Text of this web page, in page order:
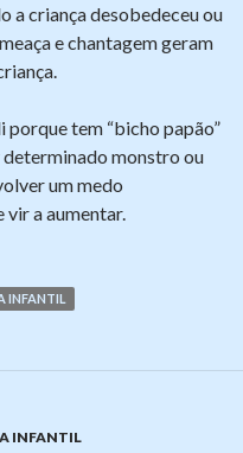
a criança desobedeceu ou
e chantagem geram
porque tem “bicho papão”
determinado monstro ou
um medo
vir a aumentar.
INFANTIL
INFANTIL